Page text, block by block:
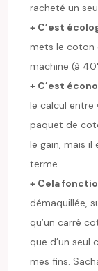
racheté un
+ C’est
mets le coton
machine (à
+ C’est
le calcul entre
paquet de
le gain, mais
terme.
+ Cela
démaquillée,
qu’un carré
que d’un seul
mes fins.